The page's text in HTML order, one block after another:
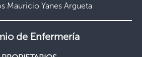
Mauricio Yanes Argueta
de Enfermería